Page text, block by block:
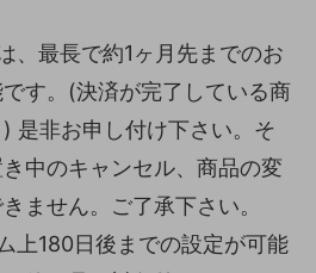
、最長で約1ヶ月先までのお
す。(決済が完了している商
是非お申し付け下さい。そ
中のキャンセル、商品の変
ません。ご了承下さい。
上180日後までの設定が可能